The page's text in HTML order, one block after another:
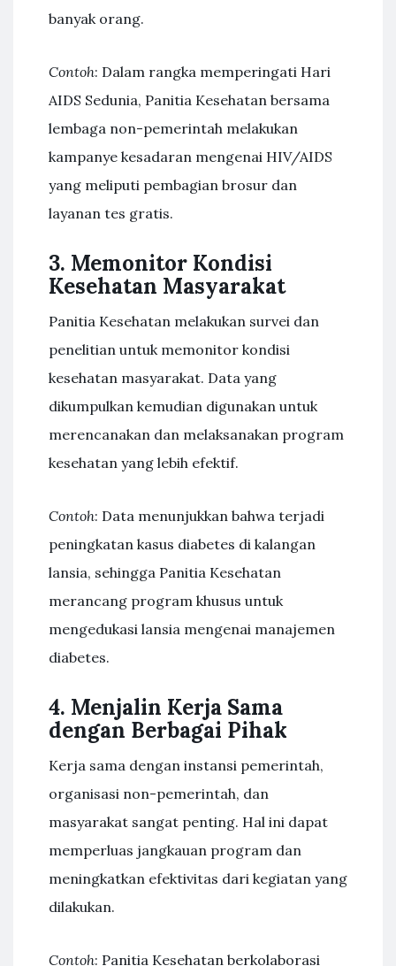
banyak orang.
Contoh: Dalam rangka memperingati Hari
AIDS Sedunia, Panitia Kesehatan bersama
lembaga non-pemerintah melakukan
kampanye kesadaran mengenai HIV/AIDS
yang meliputi pembagian brosur dan
layanan tes gratis.
3. Memonitor Kondisi
Kesehatan Masyarakat
Panitia Kesehatan melakukan survei dan
penelitian untuk memonitor kondisi
kesehatan masyarakat. Data yang
dikumpulkan kemudian digunakan untuk
merencanakan dan melaksanakan program
kesehatan yang lebih efektif.
Contoh: Data menunjukkan bahwa terjadi
peningkatan kasus diabetes di kalangan
lansia, sehingga Panitia Kesehatan
merancang program khusus untuk
mengedukasi lansia mengenai manajemen
diabetes.
4. Menjalin Kerja Sama
dengan Berbagai Pihak
Kerja sama dengan instansi pemerintah,
organisasi non-pemerintah, dan
masyarakat sangat penting. Hal ini dapat
memperluas jangkauan program dan
meningkatkan efektivitas dari kegiatan yang
dilakukan.
Contoh: Panitia Kesehatan berkolaborasi